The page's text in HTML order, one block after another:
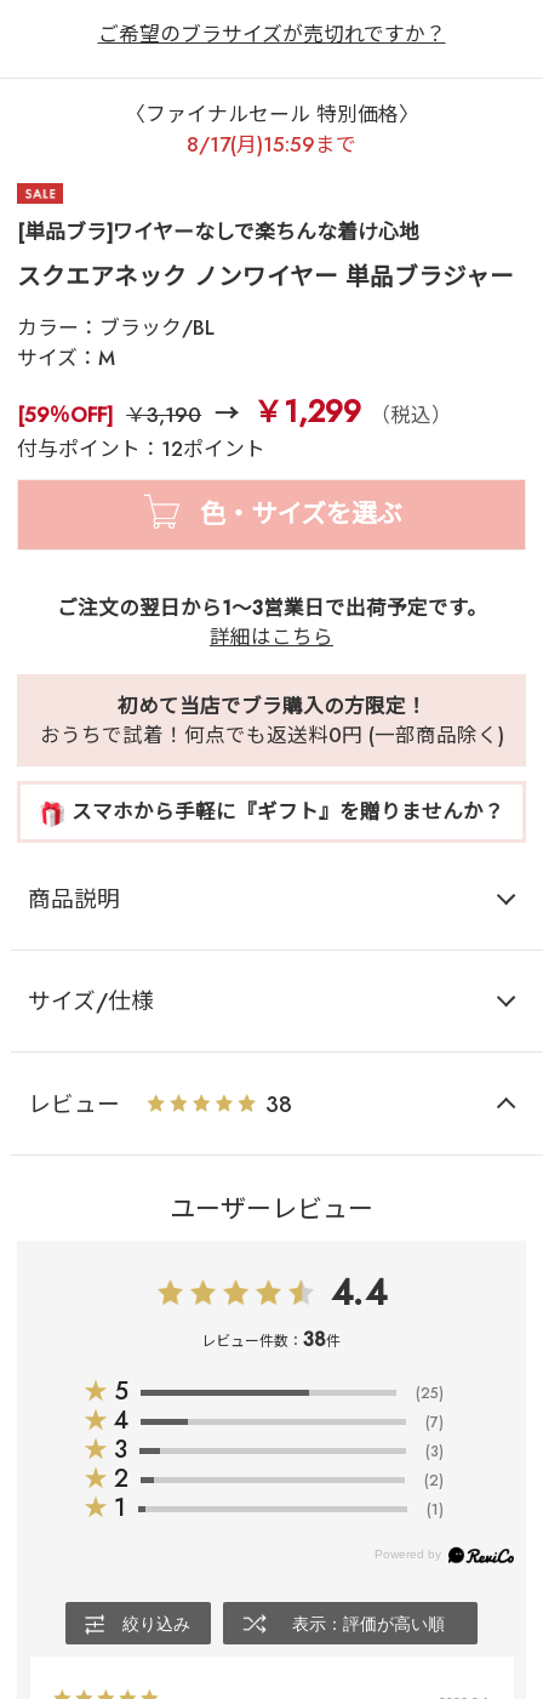
ご希望のブラサイズが売切れですか？
〈ファイナルセール 特別価格〉
8/17(月)15:59まで
[単品ブラ]ワイヤーなしで楽ちんな着け心地
スクエアネック ノンワイヤー 単品ブラジャー
カラー： ブラック/BL
サイズ： M
[59％OFF] ￥3,190 ￥1,299
（税込）
付与ポイント：12ポイント
色・サイズを選ぶ
ご注文の翌日から1～3営業日で出荷予定です。
詳細はこちら
初めて当店でブラ購入の方限定！
おうちで試着！何点でも返送料0円 (一部商品除く)
スマホから手軽に『ギフト』を贈りませんか？
商品説明
サイズ/仕様
レビュー 38
ユーザーレビュー
4.4
レビュー件数：38件
★ 5 (25)
★ 4 (7)
★ 3 (3)
★ 2 (2)
★ 1 (1)
絞り込み 表示：評価が高い順